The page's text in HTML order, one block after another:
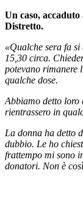
Un caso,
Distretto.
«Qualche sera fa
15,30 circa.
potevano rimanere
qualche dose.
Abbiamo detto loro
rientrassero in
La donna ha detto
dubbio. Le ho
frattempo mi sono
donatori. Non è